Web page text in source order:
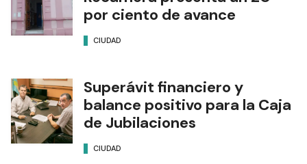
por ciento de avance
CIUDAD
Superávit financiero y
balance positivo para la Caja
de Jubilaciones
CIUDAD